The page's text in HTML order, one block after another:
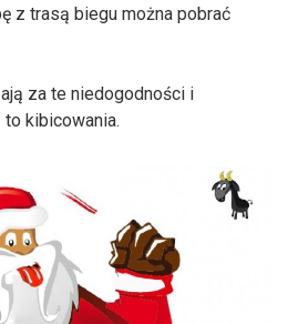
z trasą biegu można pobrać
za te niedogodności i
kibicowania.